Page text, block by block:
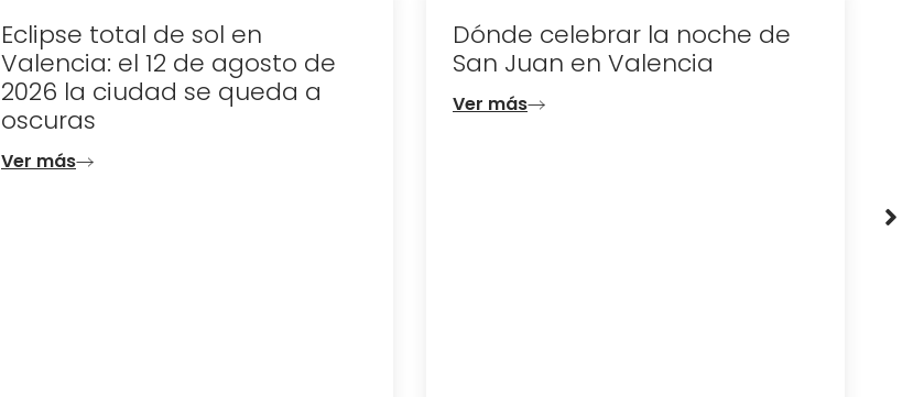
Eclipse total de sol en
Valencia: el 12 de agosto de
2026 la ciudad se queda a
oscuras
Ver más
Dónde celebrar la noche de
San Juan en Valencia
Ver más